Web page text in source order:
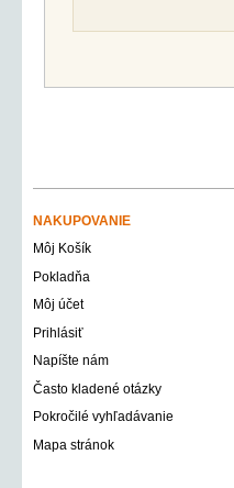
NAKUPOVANIE
Môj Košík
Pokladňa
Môj účet
Prihlásiť
Napíšte nám
Často kladené otázky
Pokročilé vyhľadávanie
Mapa stránok